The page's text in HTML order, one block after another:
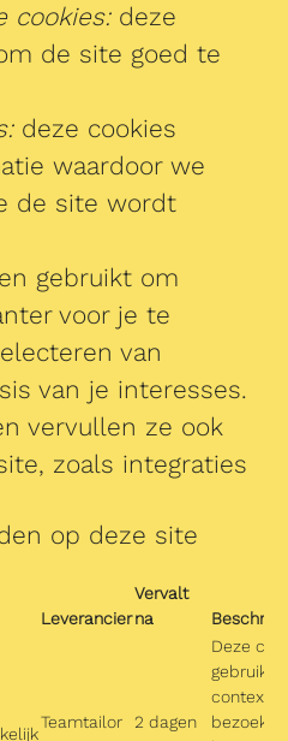
cookies:deze
de site goed te
deze cookies
waardoor we
de site wordt
gebruikt om
voor je te
van
van je interesses.
vervullen ze ook
zoals integraties
op deze site
Leverancier
Vervalt
na
Teamtailor 2 dagen
Deze
gebruikt
context
bezoeker